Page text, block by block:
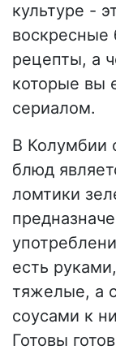
культуре -
рецепты, а
которые вы
сериалом.
В Колумбии
блюд
ломтики
есть
тяжелые, а
соусами к
Готовы